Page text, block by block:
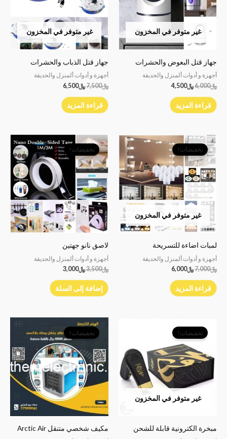
غير متوفر في المخزون
جهاز قتل البعوض والحشرات
أجهزة و أدوات ألمنزل والحديقة
﷼6,000﷼4,500
قراءة المزيد
غير متوفر في المخزون
جهاز قتل الذباب والحشرات
أجهزة و أدوات ألمنزل والحديقة
﷼7,500﷼6,500
قراءة المزيد
غير متوفر في المخزون
تخفيضات!
لمبات اضاءة للتسريحة
أجهزة و أدوات ألمنزل والحديقة
﷼7,000
السعر
الأصلي
هو:
﷼7,000.
﷼6,000
السعر
الحالي
هو:
﷼6,000.
قراءة المزيد
تخفيضات!
لاصق نانو جهتين
أجهزة و أدوات ألمنزل والحديقة
﷼3,500
الأصلي
هو:
﷼3,500.
﷼3,000
الحالي
هو:
﷼3,000.
إضافة إلى السلة
غير متوفر في المخزون
تخفيضات!
مبخرة الكترونية قابلة للشحن
الأصلي
هو:
﷼7,500.
﷼6,000.
تخفيضات!
مكيف شخصي متنقل Arctic Air
السعر
الأصلي
هو:
الحالي
هو:
﷼6,500.